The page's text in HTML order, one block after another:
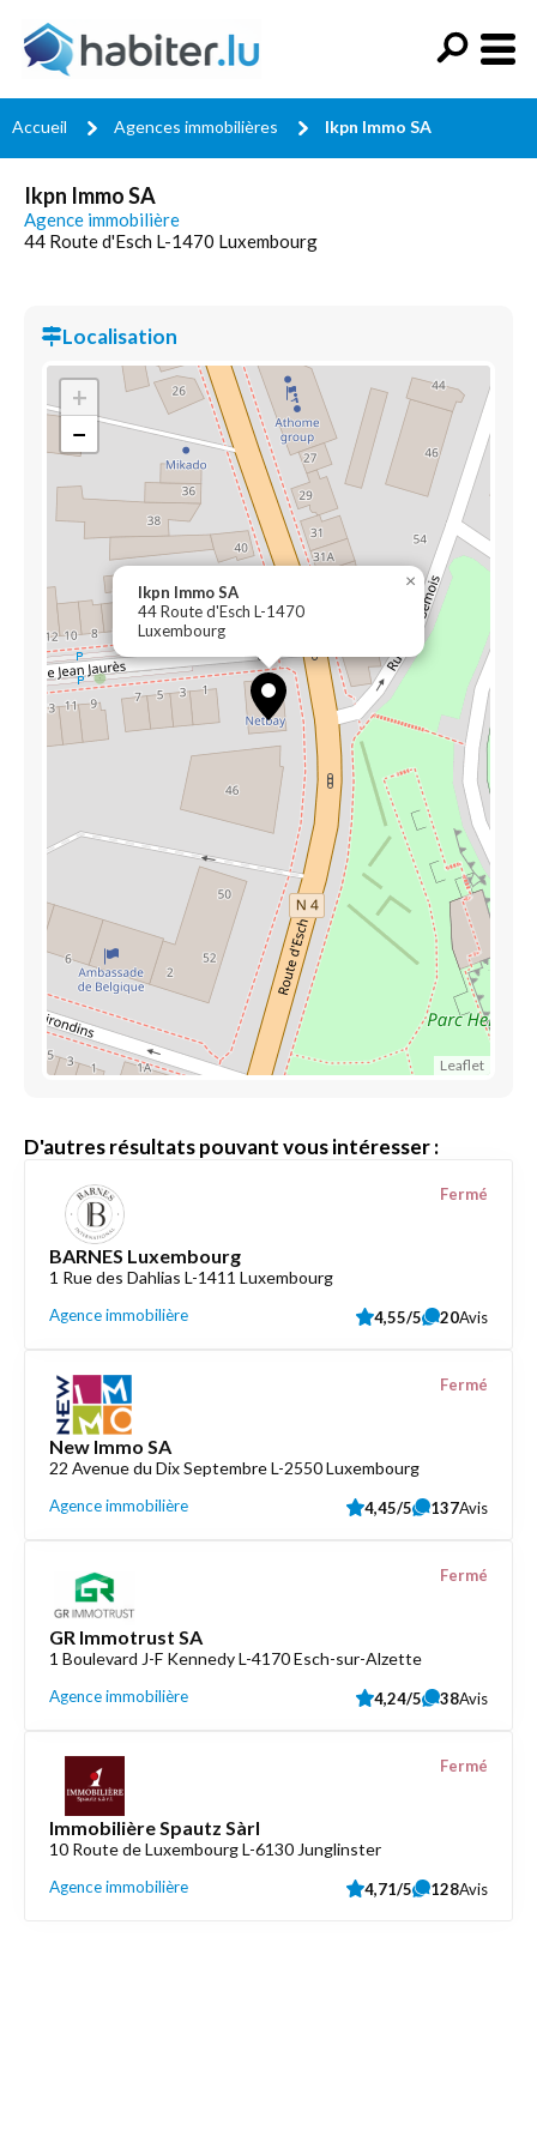
Accueil Agences immobilières Ikpn Immo SA
Ikpn Immo SA
Agence immobilière
44 Route d'Esch L-1470 Luxembourg
Localisation
Ikpn Immo SA
44 Route d'Esch L-1470
Luxembourg
×
+
−
Leaflet
D'autres résultats pouvant vous intéresser :
BARNES Luxembourg
1 Rue des Dahlias L-1411 Luxembourg
Agence immobilière
Fermé
4,55/5 20Avis
New Immo SA
22 Avenue du Dix Septembre L-2550 Luxembourg
Agence immobilière
Fermé
4,45/5 137Avis
GR Immotrust SA
1 Boulevard J-F Kennedy L-4170 Esch-sur-Alzette
Agence immobilière
Fermé
4,24/5 38Avis
Immobilière Spautz Sàrl
10 Route de Luxembourg L-6130 Junglinster
Agence immobilière
Fermé
4,71/5 128Avis